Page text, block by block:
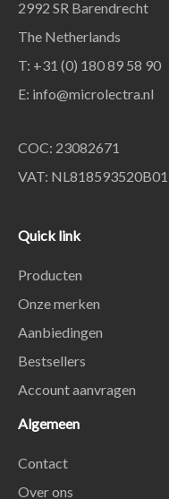
2992 SR Barendrecht
The Netherlands
T: +31 (0) 180 89 58 90
E: info@microlectra.nl
COC: 23082671
VAT: NL818593520B01
Quick link
Producten
Onze merken
Aanbiedingen
Bestsellers
Account aanvragen
Algemeen
Contact
Over ons